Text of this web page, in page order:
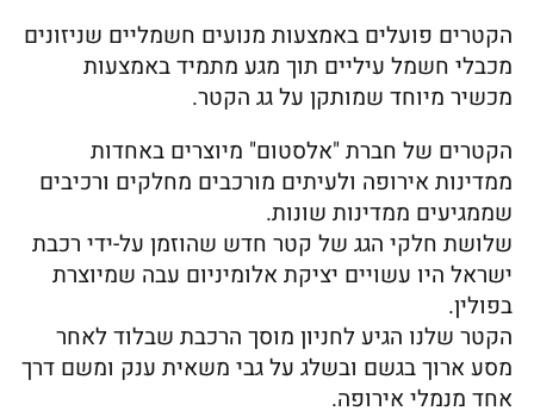
הקטרים פועלים באמצעות מנועים חשמליים שניזונים
מכבלי חשמל עיליים תוך מגע מתמיד באמצעות
מכשיר מיוחד שמותקן על גג הקטר.
הקטרים של חברת "אלסטום" מיוצרים באחדות
ממדינות אירופה ולעיתים מורכבים מחלקים ורכיבים
שממגיעים ממדינות שונות.
שלושת חלקי הגג של קטר חדש שהוזמן על-ידי רכבת
ישראל היו עשויים יציקת אלומיניום עבה שמיוצרת
בפולין.
הקטר שלנו הגיע לחניון מוסך הרכבת שבלוד לאחר
מסע ארוך בגשם ובשלג על גבי משאית ענק ומשם דרך
אחד מנמלי אירופה.